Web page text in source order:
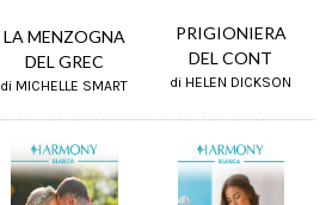
LA MENZOGNA
DEL GREC
di MICHELLE SMART
PRIGIONIERA
DEL CONT
di HELEN DICKSON